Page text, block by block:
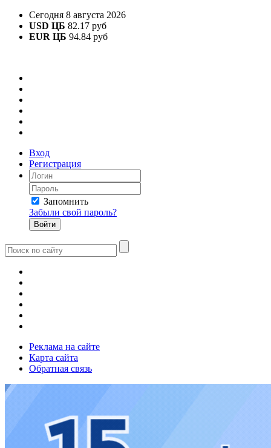
Сегодня 8 августа 2026
USD ЦБ 82.17 руб
EUR ЦБ 94.84 руб
Вход
Регистрация
Запомнить
Забыли свой пароль?
Реклама на сайте
Карта сайта
Обратная связь